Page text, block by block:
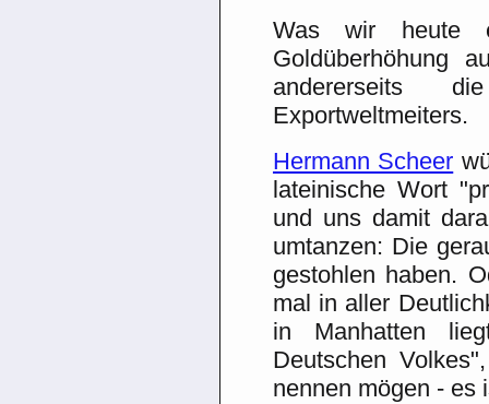
Was wir heute
Goldüberhöhung
andererseits
Exportweltmeiters.
Hermann Scheer
lateinische Wort
und uns damit
umtanzen: Die
gestohlen haben.
mal in aller
in Manhatten
Deutschen
nennen mögen - es